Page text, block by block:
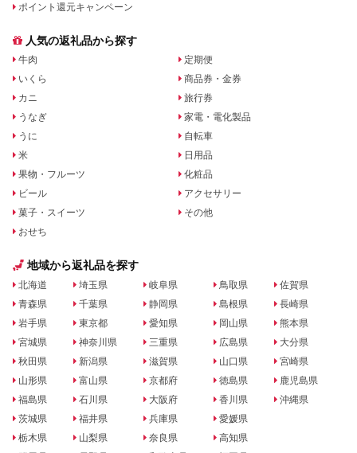
ポイント還元キャンペーン
人気の返礼品から探す
牛肉
いくら
カニ
うなぎ
うに
米
果物・フルーツ
ビール
菓子・スイーツ
おせち
定期便
商品券・金券
旅行券
家電・電化製品
自転車
日用品
化粧品
アクセサリー
その他
地域から返礼品を探す
北海道
青森県
岩手県
宮城県
秋田県
山形県
福島県
茨城県
栃木県
埼玉県
千葉県
東京都
神奈川県
新潟県
富山県
石川県
福井県
山梨県
岐阜県
静岡県
愛知県
三重県
滋賀県
京都府
大阪府
兵庫県
奈良県
鳥取県
島根県
岡山県
広島県
山口県
徳島県
香川県
愛媛県
高知県
佐賀県
長崎県
熊本県
大分県
宮崎県
鹿児島県
沖縄県